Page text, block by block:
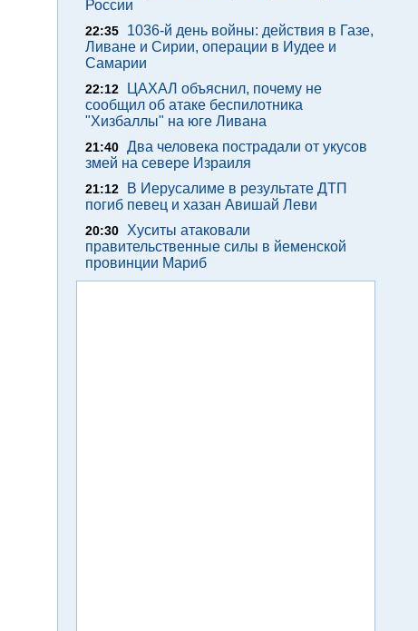
России
22:35
1036-й день войны: действия в Газе,
Ливане и Сирии, операции в Иудее и
Самарии
22:12
ЦАХАЛ объяснил, почему не
сообщил об атаке беспилотника
"Хизбаллы" на юге Ливана
21:40 Два человека пострадали от укусов
змей на севере Израиля
21:12
В Иерусалиме в результате ДТП
погиб певец и хазан Авишай Леви
20:30
Хуситы атаковали
правительственные силы в йеменской
провинции Мариб